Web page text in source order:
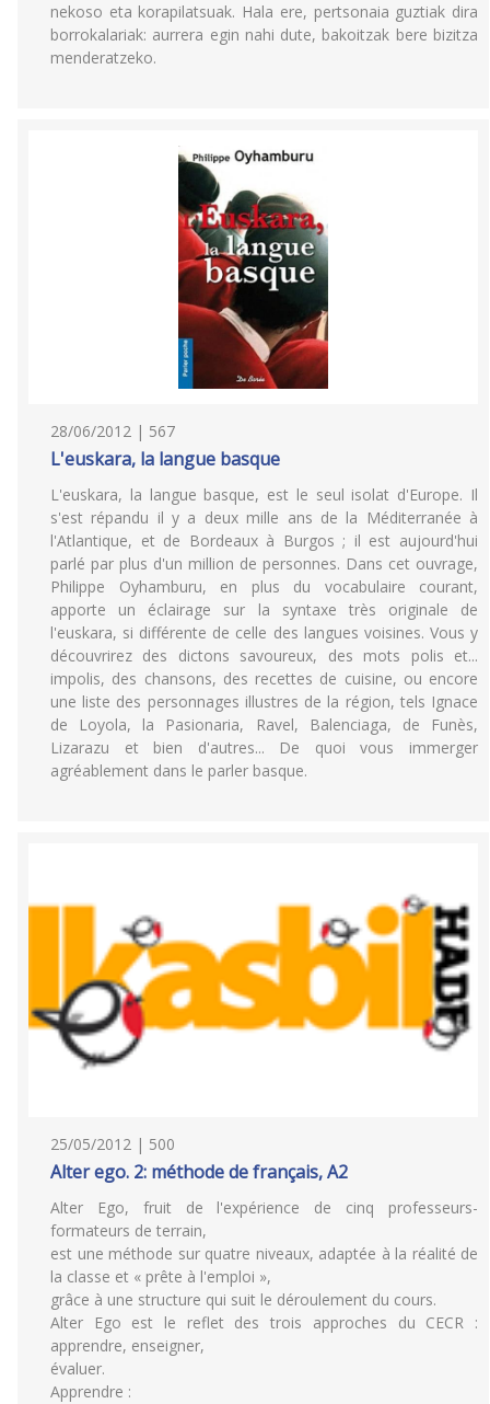
nekoso eta korapilatsuak. Hala ere, pertsonaia guztiak dira
borrokalariak: aurrera egin nahi dute, bakoitzak bere bizitza
menderatzeko.
28/06/2012 | 567
L'euskara, la langue basque
L'euskara, la langue basque, est le seul isolat d'Europe. Il
s'est répandu il y a deux mille ans de la Méditerranée à
l'Atlantique, et de Bordeaux à Burgos ; il est aujourd'hui
parlé par plus d'un million de personnes. Dans cet ouvrage,
Philippe Oyhamburu, en plus du vocabulaire courant,
apporte un éclairage sur la syntaxe très originale de
l'euskara, si différente de celle des langues voisines. Vous y
découvrirez des dictons savoureux, des mots polis et...
impolis, des chansons, des recettes de cuisine, ou encore
une liste des personnages illustres de la région, tels Ignace
de Loyola, la Pasionaria, Ravel, Balenciaga, de Funès,
Lizarazu et bien d'autres... De quoi vous immerger
agréablement dans le parler basque.
25/05/2012 | 500
Alter ego. 2: méthode de français, A2
Alter Ego, fruit de l'expérience de cinq professeurs-
formateurs de terrain,
est une méthode sur quatre niveaux, adaptée à la réalité de
la classe et « prête à l'emploi »,
grâce à une structure qui suit le déroulement du cours.
Alter Ego est le reflet des trois approches du CECR :
apprendre, enseigner,
évaluer.
Apprendre :